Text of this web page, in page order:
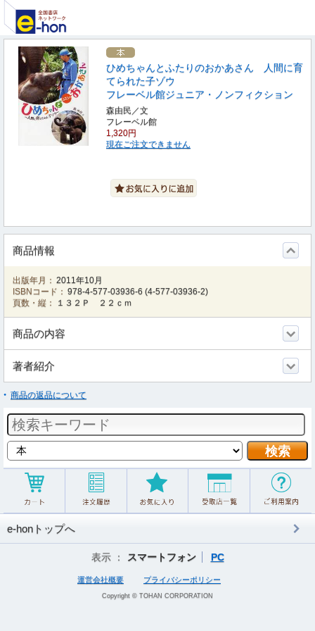
ひめちゃんとふたりのおかあさん 人間に育
てられた子ゾウ
フレーベル館ジュニア・ノンフィクション
森由民／文
フレーベル館
1,320円
現在ご注文できません
商品情報
出版年月： 2011年10月
ISBNコード： 978-4-577-03936-6 (4-577-03936-2)
頁数・縦：
１３２Ｐ ２２ｃｍ
商品の内容
著者紹介
商品の返品について
e-honトップへ
表示 ： スマートフォン PC
運営会社概要 プライバシーポリシー
Copyright © TOHAN CORPORATION